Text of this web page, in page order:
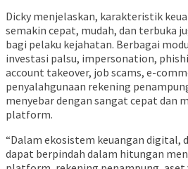
Dicky menjelaskan, karakteristik
semakin cepat, mudah, dan terbuka
bagi pelaku kejahatan. Berbagai
investasi palsu, impersonation,
account takeover, job scams, e-
penyalahgunaan rekening
menyebar dengan sangat cepat dan
platform.
“Dalam ekosistem keuangan digital,
dapat berpindah dalam hitungan